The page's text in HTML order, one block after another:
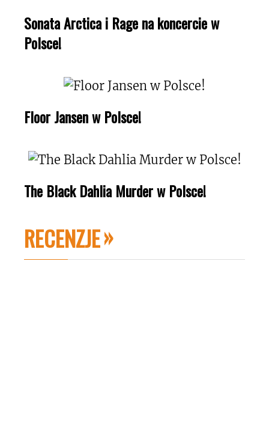
Sonata Arctica i Rage na koncercie w
Polsce!
Floor Jansen w Polsce!
The Black Dahlia Murder w Polsce!
RECENZJE